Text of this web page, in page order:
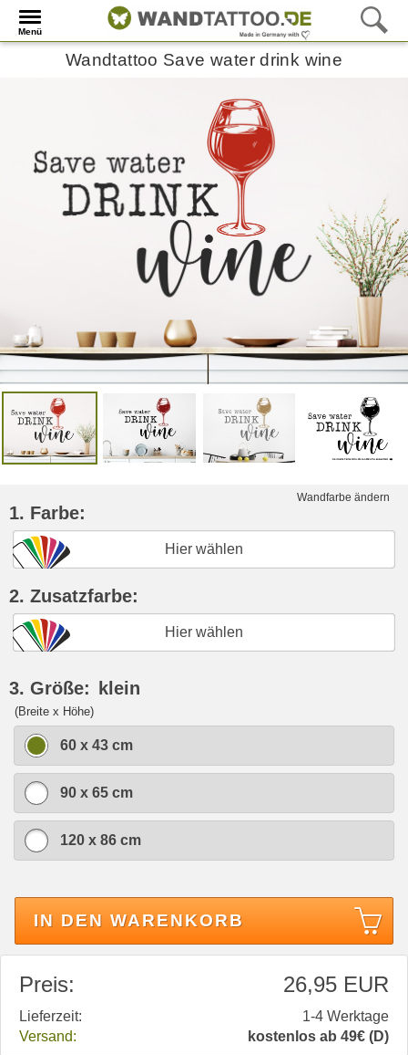
Menü
Wandtattoo Save water drink wine
Wandfarbe ändern
1. Farbe:
Hier wählen
2. Zusatzfarbe:
Hier wählen
3. Größe: klein
(Breite x Höhe)
60 x 43 cm
90 x 65 cm
120 x 86 cm
IN DEN WARENKORB
Preis: 26,95 EUR
Lieferzeit:
1-4 Werktage
Versand:
kostenlos ab 49€ (D)